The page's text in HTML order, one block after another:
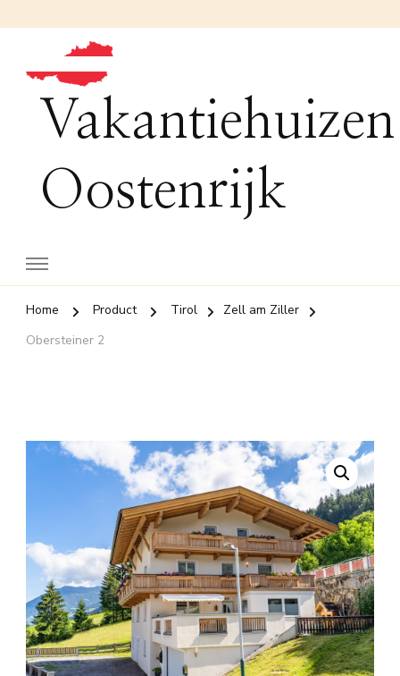
Vakantiehuizen
Oostenrijk
Home Product Tirol
Zell am Ziller
Obersteiner 2